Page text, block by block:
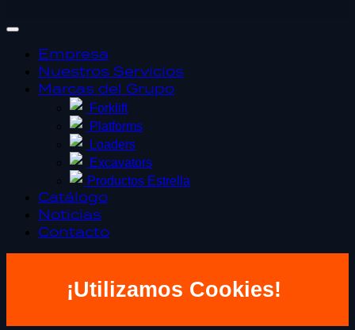
Empresa
Nuestros Servicios
Marcas del Grupo
Forklift
Platforms
Loaders
Excavators
Productos Estrella
Catálogo
Noticias
Contacto
¡Utilizamos Cookies!